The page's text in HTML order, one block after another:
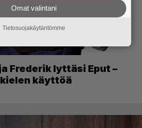
Frederik lyttäsi Eput –
käyttöä
Omat valintani
Tietosuojakäytäntömme